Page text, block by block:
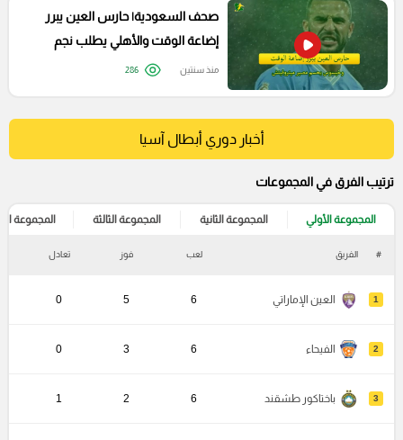
صحف السعودية| حارس العين يبرر
إضاعة الوقت والأهلي يطلب نجم
سيتي
منذ سنتين 286
أخبار دوري أبطال آسيا
ترتيب الفرق في المجموعات
المجموعة الأولي المجموعة الثانية المجموعة الثالثة المجموعة
# الفريق لعب فوز تعادل
1 العين الإماراتي 6
5
0
2 الفيحاء 6
3
0
3 باختاكور طشقند 6
2
1